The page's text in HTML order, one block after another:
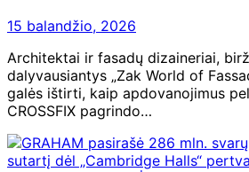
15 balandžio, 2026
Architektai ir fasadų dizaineriai,
dalyvausiantys „Zak World of
galės ištirti, kaip apdovanojimus
CROSSFIX pagrindo…